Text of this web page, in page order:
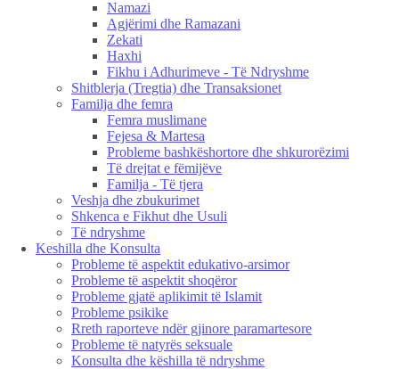
Namazi
Agjërimi dhe Ramazani
Zekati
Haxhi
Fikhu i Adhurimeve - Të Ndryshme
Shitblerja (Tregtia) dhe Transaksionet
Familja dhe femra
Femra muslimane
Fejesa & Martesa
Probleme bashkëshortore dhe shkurorëzimi
Të drejtat e fëmijëve
Familja - Të tjera
Veshja dhe zbukurimet
Shkenca e Fikhut dhe Usuli
Të ndryshme
Keshilla dhe Konsulta
Probleme të aspektit edukativo-arsimor
Probleme të aspektit shoqëror
Probleme gjatë aplikimit të Islamit
Probleme psikike
Rreth raporteve ndër gjinore paramartesore
Probleme të natyrës seksuale
Konsulta dhe këshilla të ndryshme